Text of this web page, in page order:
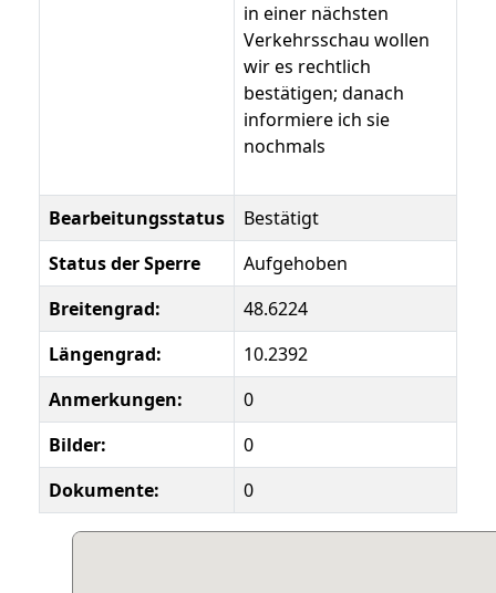
in einer nächsten
Verkehrsschau wollen
wir es rechtlich
bestätigen; danach
informiere ich sie
nochmals
Bearbeitungsstatus
Bestätigt
Status der Sperre
Aufgehoben
Breitengrad:
48.6224
Längengrad:
10.2392
Anmerkungen:
0
Bilder:
0
Dokumente:
0